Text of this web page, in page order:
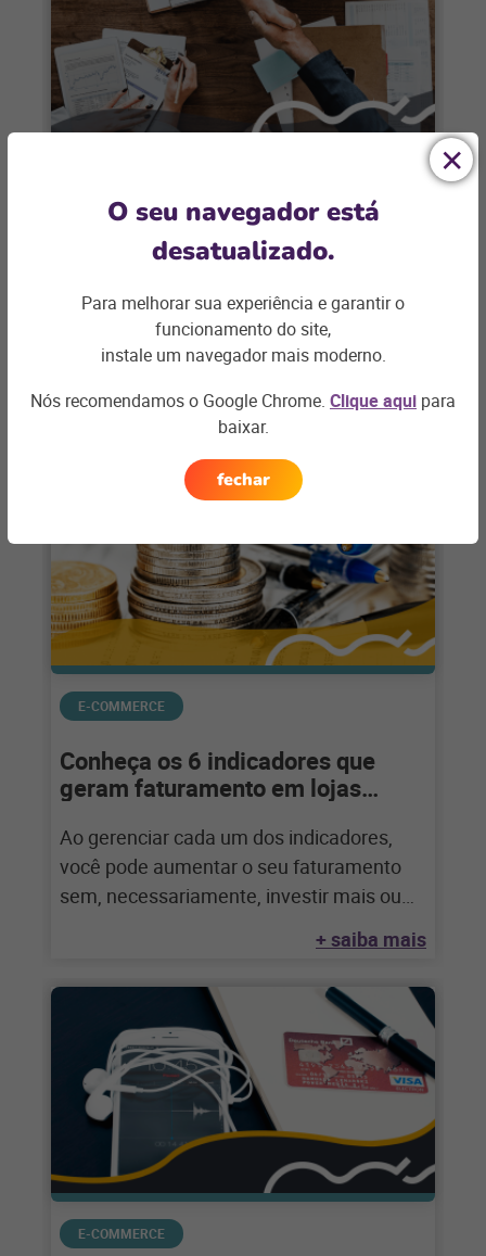
Por que contratar uma consultoria
de e-commerce?
Diante dos obstáculos que um e-
commerce pode apresentar, é importante
ter o apoio de uma consultoria desde o
início do
+ saiba mais
E-COMMERCE
Conheça os 6 indicadores que
geram faturamento em lojas
Ao gerenciar cada um dos indicadores,
você pode aumentar o seu faturamento
sem, necessariamente, investir mais ou
+ saiba mais
E-COMMERCE
O seu navegador está
desatualizado.
Para melhorar sua experiência e garantir o
funcionamento do site,
instale um navegador mais moderno.
Nós recomendamos o Google Chrome. Clique aqui para
baixar.
fechar